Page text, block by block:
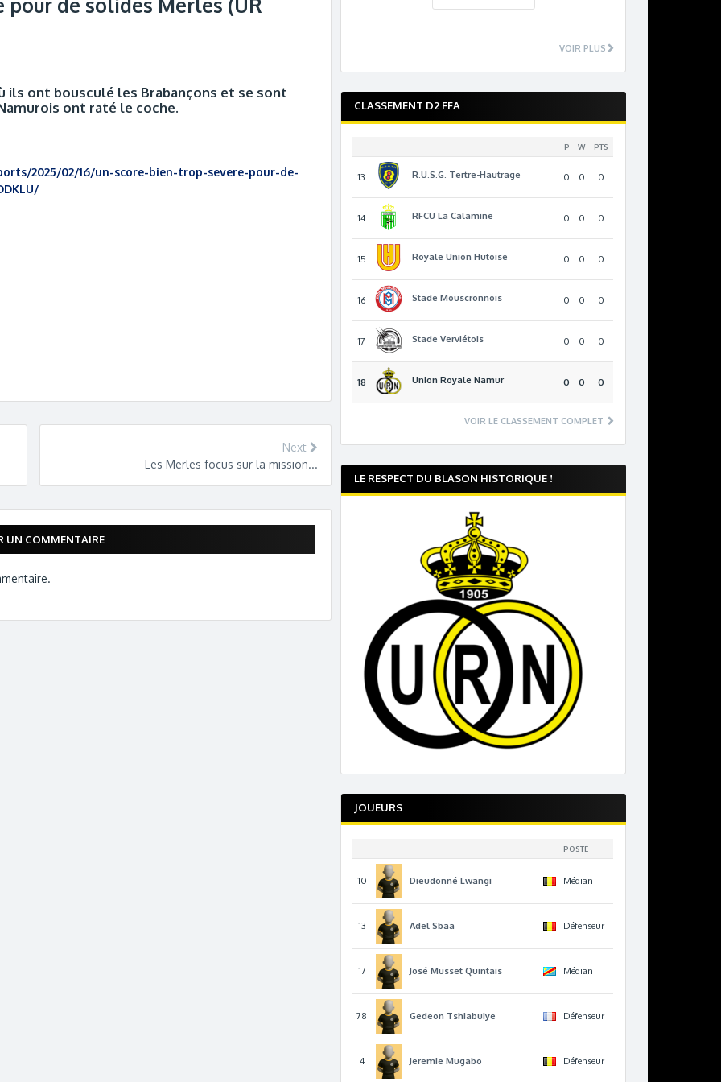
de solides Merles (UR
ils ont bousculé les Brabançons et se sont
ont raté le coche.
2025/02/16/un-score-bien-trop-severe-pour-de-
Next
Les Merles focus sur la mission...
UN COMMENTAIRE
VOIR PLUS
CLASSEMENT D2 FFA
P W PTS
13 R.U.S.G. Tertre-Hautrage 0 0 0
14 RFCU La Calamine 0 0 0
15 Royale Union Hutoise 0 0 0
16 Stade Mouscronnois 0 0 0
17 Stade Verviétois 0 0 0
18 Union Royale Namur 0 0 0
VOIR LE CLASSEMENT COMPLET
LE RESPECT DU BLASON HISTORIQUE !
JOUEURS
POSTE
10 Dieudonné Lwangi Médian
13 Adel Sbaa Défenseur
17 José Musset Quintais Médian
78 Gedeon Tshiabuiye Défenseur
4 Jeremie Mugabo Défenseur